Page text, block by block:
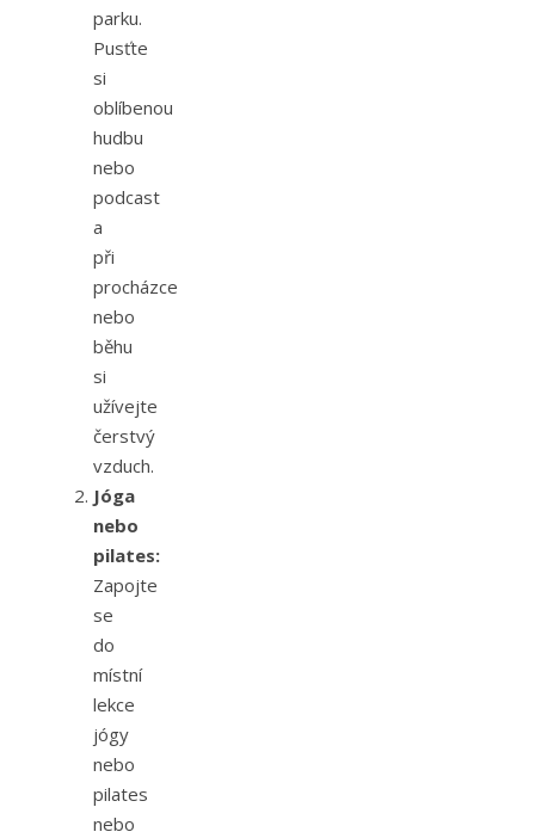
parku.
Pusťte
si
oblíbenou
hudbu
nebo
podcast
a
při
procházce
nebo
běhu
si
užívejte
čerstvý
vzduch.
Jóga
nebo
pilates:
Zapojte
se
do
místní
lekce
jógy
nebo
pilates
nebo